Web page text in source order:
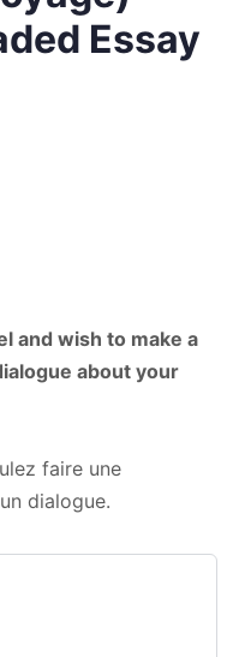
Essay
and wish to make a
about your
faire une
dialogue.